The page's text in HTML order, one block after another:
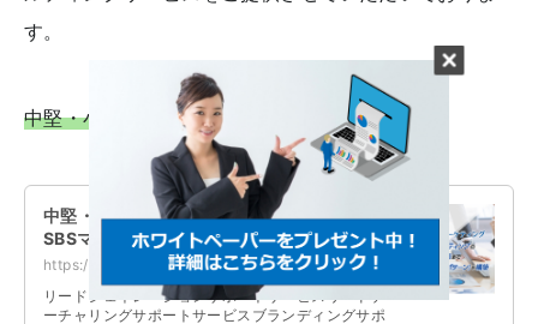
す。
中堅・小規模企業様向けサービスは こちら
中堅・小規模企業様向けサービス - 株式会社
SBSマーケティング
https://sbsmarketing.co.jp/service/business/
リードジェネレーションサポートサービスリードナ
ーチャリングサポートサービスブランディングサポ